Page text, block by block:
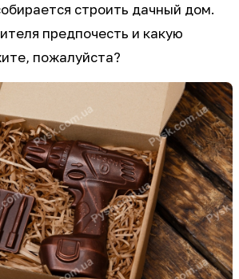
строить дачный дом.
предпочесть и какую
пожалуйста?